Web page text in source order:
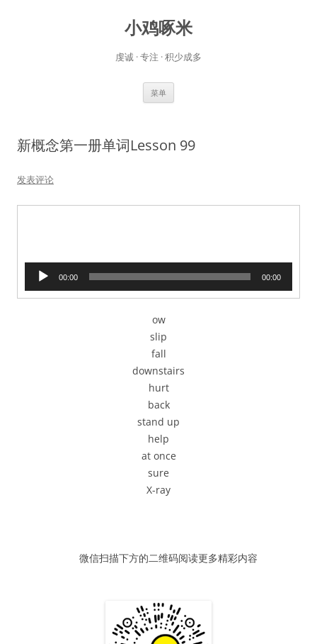
小鸡啄米
虔诚 · 专注 · 积少成多
菜单
新概念第一册单词Lesson 99
发表评论
播
00:00 00:00
ow
slip
fall
downstairs
hurt
back
stand up
help
at once
sure
X-ray
微信扫描下方的二维码阅读更多精彩内容